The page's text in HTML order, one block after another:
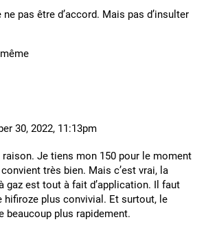
pas être d’accord. Mais pas d’insulter
30, 2022, 11:13pm
Je tiens mon 150 pour le moment
très bien. Mais c’est vrai, la
gaz est tout à fait d’application. Il faut
hifiroze plus convivial. Et surtout, le
beaucoup plus rapidement.